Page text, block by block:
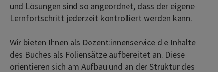
und Lösungen sind so angeordnet, dass der eigene
Lernfortschritt jederzeit kontrolliert werden kann.
Wir bieten Ihnen als Dozent:innenservice die Inhalte
des Buches als Foliensätze aufbereitet an. Diese
orientieren sich am Aufbau und an der Struktur des